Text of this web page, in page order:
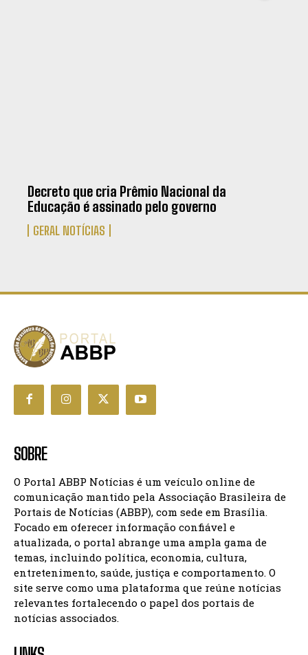
Decreto que cria Prêmio Nacional da
Educação é assinado pelo governo
GERAL NOTÍCIAS
SOBRE
O Portal ABBP Notícias é um veículo online de
comunicação mantido pela Associação Brasileira de
Portais de Notícias (ABBP), com sede em Brasília.
Focado em oferecer informação confiável e
atualizada, o portal abrange uma ampla gama de
temas, incluindo política, economia, cultura,
entretenimento, saúde, justiça e comportamento. O
site serve como uma plataforma que reúne notícias
relevantes fortalecendo o papel dos portais de
notícias associados.